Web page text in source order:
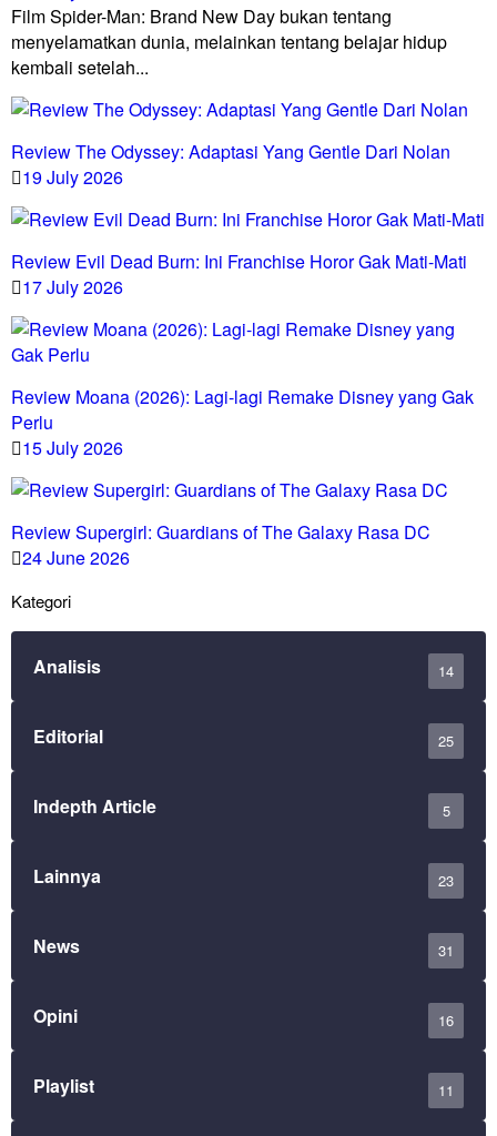
Film Spider-Man: Brand New Day bukan tentang
menyelamatkan dunia, melainkan tentang belajar hidup
kembali setelah...
Review The Odyssey: Adaptasi Yang Gentle Dari Nolan
19 July 2026
Review Evil Dead Burn: Ini Franchise Horor Gak Mati-Mati
17 July 2026
Review Moana (2026): Lagi-lagi Remake Disney yang Gak
Perlu
15 July 2026
Review Supergirl: Guardians of The Galaxy Rasa DC
24 June 2026
Kategori
Analisis 14
Editorial 25
Indepth Article 5
Lainnya 23
News 31
Opini 16
Playlist 11